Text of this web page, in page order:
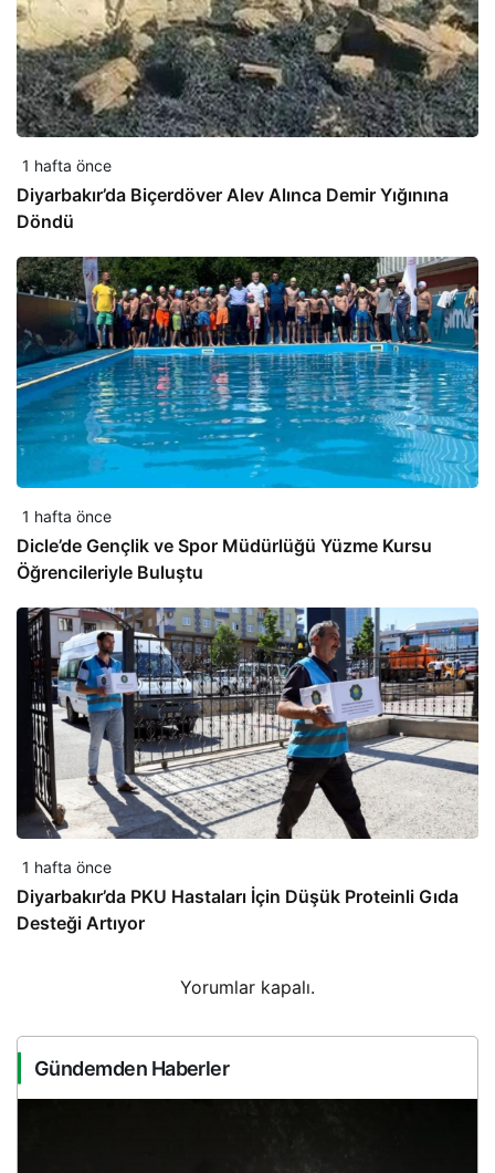
1 hafta önce
Diyarbakır’da Biçerdöver Alev Alınca Demir Yığınına
Döndü
1 hafta önce
Dicle’de Gençlik ve Spor Müdürlüğü Yüzme Kursu
Öğrencileriyle Buluştu
1 hafta önce
Diyarbakır’da PKU Hastaları İçin Düşük Proteinli Gıda
Desteği Artıyor
Yorumlar kapalı.
Gündemden Haberler